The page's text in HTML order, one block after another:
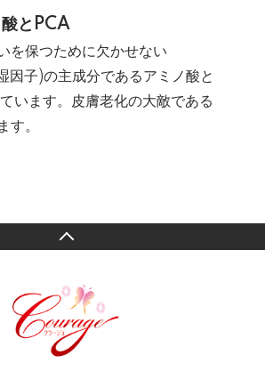
とPCA
を保つために欠かせない
因子)の主成分であるアミノ酸と
います。皮膚老化の大敵である
す。